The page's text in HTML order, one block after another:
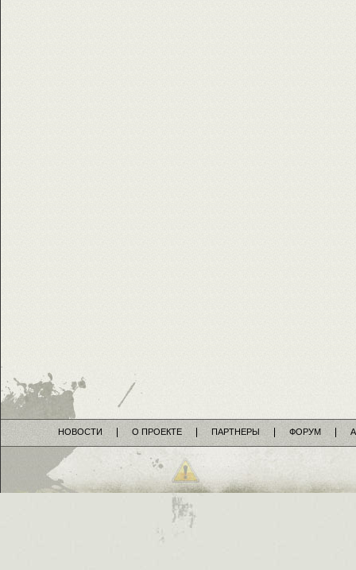
НОВОСТИ О ПРОЕКТЕ ПАРТНЕРЫ ФОРУМ